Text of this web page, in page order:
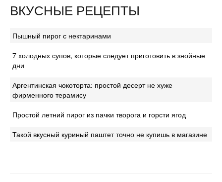
ВКУСНЫЕ РЕЦЕПТЫ
Пышный пирог с нектаринами
7 холодных супов, которые следует приготовить в знойные
дни
Аргентинская чокоторта: простой десерт не хуже
фирменного терамису
Простой летний пирог из пачки творога и горсти ягод
Такой вкусный куриный паштет точно не купишь в магазине